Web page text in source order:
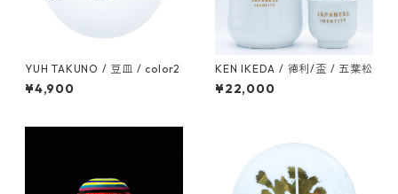
YUH TAKUNO / 豆皿 / color2
¥4,900
KEN IKEDA / 徳利/盃 / 五葉松
¥22,000